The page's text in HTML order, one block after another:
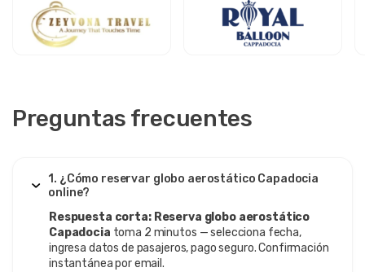
Preguntas frecuentes
1. ¿Cómo reservar globo aerostático Capadocia
online?
Respuesta corta: Reserva globo aerostático
Capadocia toma 2 minutos — selecciona fecha,
ingresa datos de pasajeros, pago seguro. Confirmación
instantánea por email.